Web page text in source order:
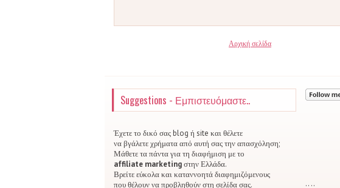
Αρχική σελίδα
Suggestions - Εμπιστευόμαστε..
Έχετε το δικό σας blog ή site και θέλετε
να βγάλετε χρήματα από αυτή σας την απασχόληση;
Μάθετε τα πάντα για τη διαφήμιση με το
affiliate marketingστην Ελλάδα.
Βρείτε εύκολα και καταννοητά διαφημιζόμενους
που θέλουν να προβληθούν στη σελίδα σας.
.. ..